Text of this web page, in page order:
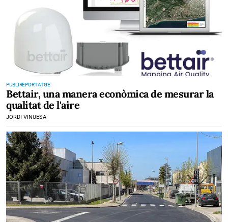
PUBLIREPORTATGE
Bettair, una manera econòmica de mesurar la
qualitat de l'aire
JORDI VINUESA